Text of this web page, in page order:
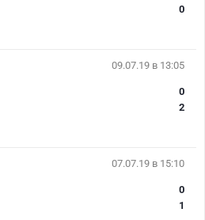
0
09.07.19 в 13:05
0
2
07.07.19 в 15:10
0
1